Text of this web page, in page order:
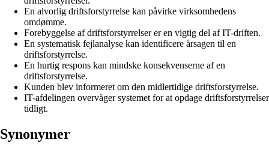
En alvorlig driftsforstyrrelse kan påvirke virksomhedens
omdømme.
Forebyggelse af driftsforstyrrelser er en vigtig del af IT-driften.
En systematisk fejlanalyse kan identificere årsagen til en
driftsforstyrrelse.
En hurtig respons kan mindske konsekvenserne af en
driftsforstyrrelse.
Kunden blev informeret om den midlertidige driftsforstyrrelse.
IT-afdelingen overvåger systemet for at opdage driftsforstyrrelser
tidligt.
Synonymer